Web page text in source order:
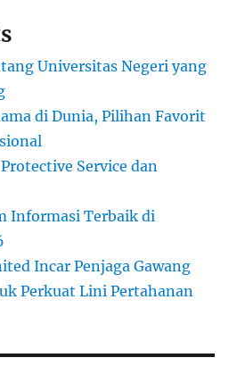
Universitas Negeri yang
di Dunia, Pilihan Favorit
Service dan
Informasi Terbaik di
Incar Penjaga Gawang
Perkuat Lini Pertahanan